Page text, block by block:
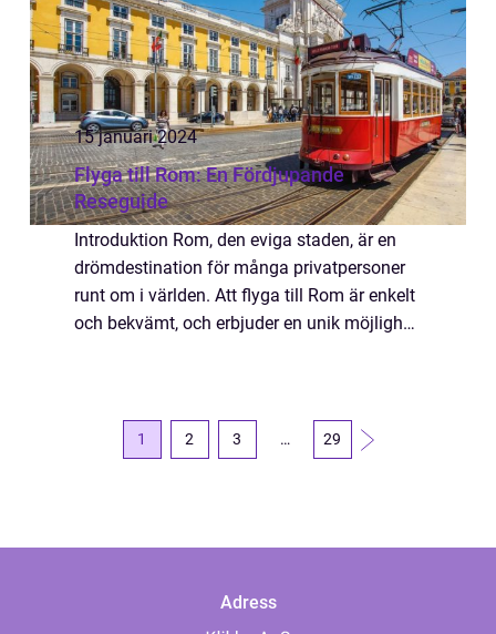
15 januari 2024
Flyga till Rom: En Fördjupande
Reseguide
Introduktion Rom, den eviga staden, är en
drömdestination för många privatpersoner
runt om i världen. Att flyga till Rom är enkelt
och bekvämt, och erbjuder en unik möjlighet
1 2 3 … 29
Adress